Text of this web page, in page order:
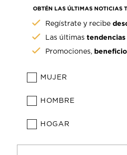
OBTÉN LAS ÚLTIMAS NOTICIAS
Regístrate y recibe
Las últimastendencias
Promociones,
MUJER
HOMBRE
HOGAR